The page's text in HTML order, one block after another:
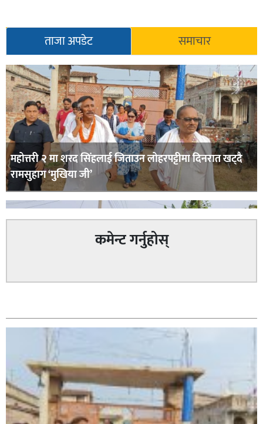
ताजा अपडेट समाचार
महोत्तरी २ मा शरद सिंहलाई जिताउन लोहरपट्टीमा दिनरात खट्दै
रामसुहाग ‘मुखिया जी’
कमेन्ट गर्नुहोस्